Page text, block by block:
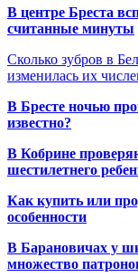
В центре Бреста
считанные минуты
Сколько зубров в
изменилась их
В Бресте ночью
известно?
В Кобрине
шестилетнего
Как купить или
особенности
В Барановичах у
множество